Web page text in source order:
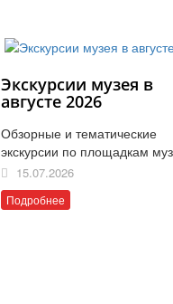
Экскурсии музея в
августе 2026
Обзорные и тематические
экскурсии по площадкам
15.07.2026
Подробнее